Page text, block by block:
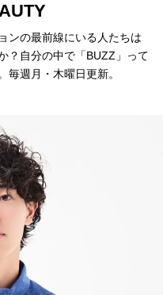
ンの最前線にいる人たちは
？自分の中で「BUZZ」って
毎週月・木曜日更新。